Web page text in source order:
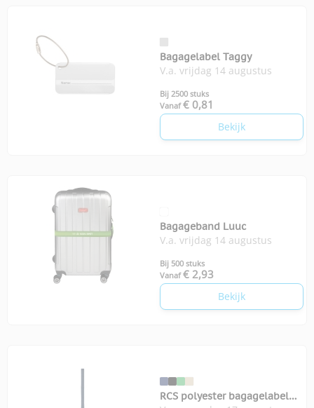
Bagagelabel Taggy
V.a. vrijdag 14 augustus
Bij 2500 stuks
Vanaf € 0,81
Bekijk
Bagageband Luuc
V.a. vrijdag 14 augustus
Bij 500 stuks
Vanaf € 2,93
Bekijk
RCS polyester bagagelabel